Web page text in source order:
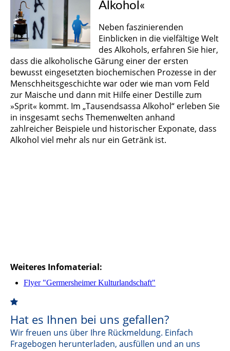
Alkohol«
Neben faszinierenden
Einblicken in die vielfältige Welt
des Alkohols, erfahren Sie hier,
dass die alkoholische Gärung einer der ersten
bewusst eingesetzten biochemischen Prozesse in der
Menschheitsgeschichte war oder wie man vom Feld
zur Maische und dann mit Hilfe einer Destille zum
»Sprit« kommt. Im „Tausendsassa Alkohol“ erleben Sie
in insgesamt sechs Themenwelten anhand
zahlreicher Beispiele und historischer Exponate, dass
Alkohol viel mehr als nur ein Getränk ist.
Weiteres Infomaterial:
Flyer "Germersheimer Kulturlandschaft"
Hat es Ihnen bei uns gefallen?
Wir freuen uns über Ihre Rückmeldung. Einfach
Fragebogen herunterladen, ausfüllen und an uns